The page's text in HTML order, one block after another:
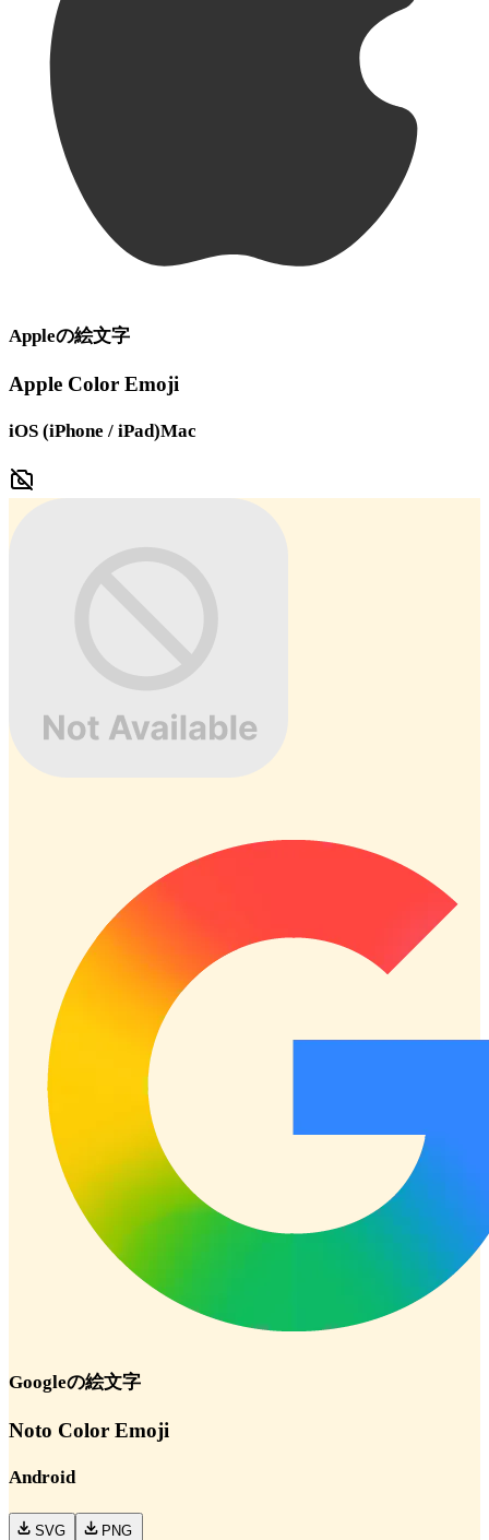
Appleの絵文字
Apple Color Emoji
iOS (iPhone / iPad)Mac
Googleの絵文字
Noto Color Emoji
Android
SVG PNG